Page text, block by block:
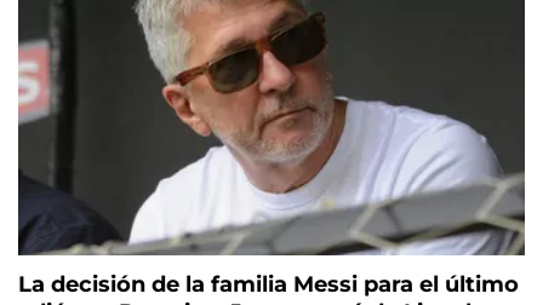
La decisión de la familia Messi para el último